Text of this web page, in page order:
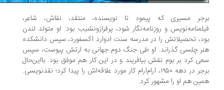
مسیری که پیمود تا نویسنده، منتقد، نقاش، شاعر،
و روزنامه‌نگار شود، پرفراز‌ونشیب بود. او متولد لندن
تحصیلاتش را در مدرسه سنت ادوارد آکسفورد، سپس دانشکده
چلسی گذراند. او طی جنگ دوم جهانی به ارتش پیوست، سپس
کرد بر بوم نقش بیافریند و در این کار هم موفق بود. بااین‌حال
برجر در دهه ۱۹۵۰، آرام‌آرام کار مورد علاقه‌اش را پیدا کرد؛ نقدنویسی.
هم او را مشهور کرد.